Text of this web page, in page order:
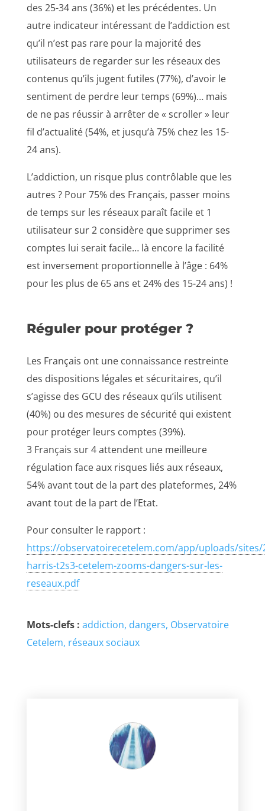
des 25-34 ans (36%) et les précédentes. Un
autre indicateur intéressant de l’addiction est
qu’il n’est pas rare pour la majorité des
utilisateurs de regarder sur les réseaux des
contenus qu’ils jugent futiles (77%), d’avoir le
sentiment de perdre leur temps (69%)… mais
de ne pas réussir à arrêter de « scroller » leur
fil d’actualité (54%, et jusqu’à 75% chez les 15-
24 ans).
L’addiction, un risque plus contrôlable que les
autres ? Pour 75% des Français, passer moins
de temps sur les réseaux paraît facile et 1
utilisateur sur 2 considère que supprimer ses
comptes lui serait facile… là encore la facilité
est inversement proportionnelle à l’âge : 64%
pour les plus de 65 ans et 24% des 15-24 ans) !
Réguler pour protéger ?
Les Français ont une connaissance restreinte
des dispositions légales et sécuritaires, qu’il
s’agisse des GCU des réseaux qu’ils utilisent
(40%) ou des mesures de sécurité qui existent
pour protéger leurs comptes (39%).
3 Français sur 4 attendent une meilleure
régulation face aux risques liés aux réseaux,
54% avant tout de la part des plateformes, 24%
avant tout de la part de l’Etat.
Pour consulter le rapport :
https://observatoirecetelem.com/app/uploads/
harris-t2s3-cetelem-zooms-dangers-sur-les-
reseaux.pdf
Mots-clefs : addiction dangers Observatoire
Cetelem réseaux sociaux